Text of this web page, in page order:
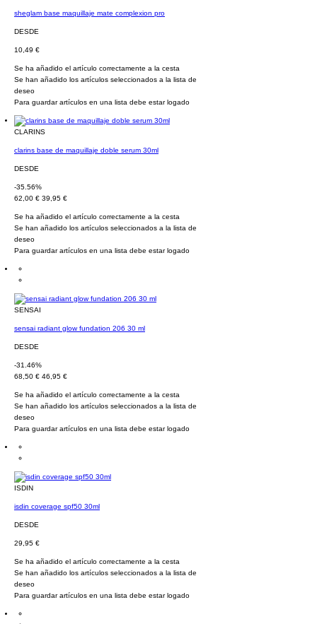
sheglam base maquillaje mate complexion pro
DESDE
10,49 €
Se ha añadido el artículo correctamente a la cesta
Se han añadido los artículos seleccionados a la lista de
deseo
Para guardar artículos en una lista debe estar logado
CLARINS
clarins base de maquillaje doble serum 30ml
DESDE
-35.56%
62,00 € 39,95 €
Se ha añadido el artículo correctamente a la cesta
Se han añadido los artículos seleccionados a la lista de
deseo
Para guardar artículos en una lista debe estar logado
SENSAI
sensai radiant glow fundation 206 30 ml
DESDE
-31.46%
68,50 € 46,95 €
Se ha añadido el artículo correctamente a la cesta
Se han añadido los artículos seleccionados a la lista de
deseo
Para guardar artículos en una lista debe estar logado
ISDIN
isdin coverage spf50 30ml
DESDE
29,95 €
Se ha añadido el artículo correctamente a la cesta
Se han añadido los artículos seleccionados a la lista de
deseo
Para guardar artículos en una lista debe estar logado